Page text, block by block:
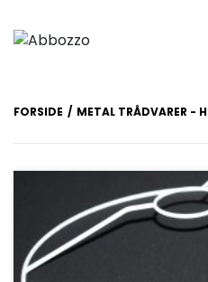
FORSIDE METAL TRÅDVARER -